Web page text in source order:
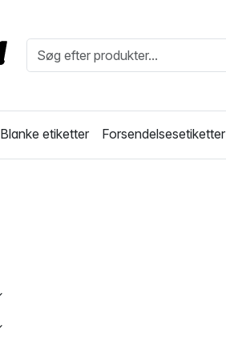
Blanke etiketter Forsendelsesetiketter